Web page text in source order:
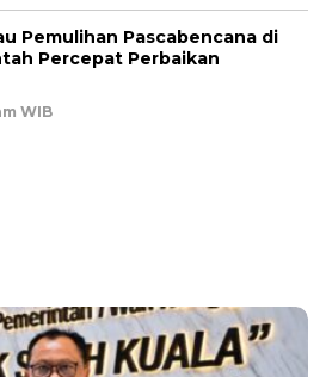
Pemulihan Pascabencana di
Percepat Perbaikan
WIB